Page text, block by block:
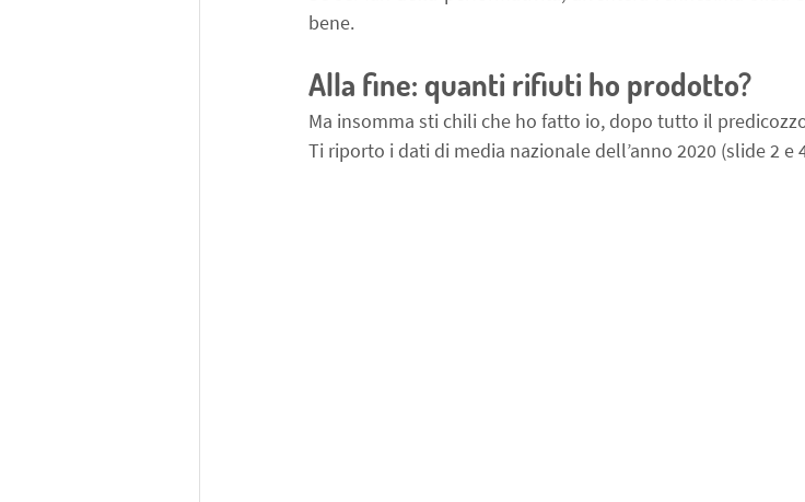
bene.
Alla fine: quanti rifiuti ho prodotto?
Ma insomma sti chili che ho fatto io, dopo tutto il
Ti riporto i dati di media nazionale dell’anno 2020 (slide 2 e